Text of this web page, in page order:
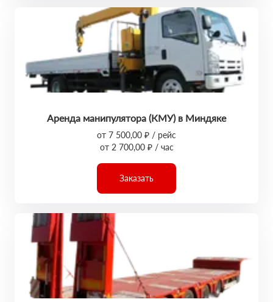
Аренда манипулятора (КМУ) в Миндяке
от 7 500,00 ₽ / рейс
от 2 700,00 ₽ / час
Заказать